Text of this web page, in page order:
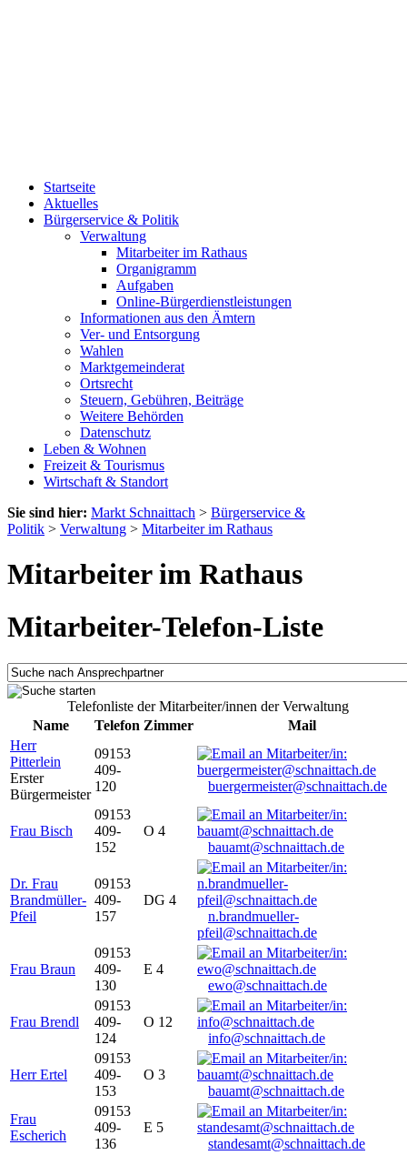
Startseite
Aktuelles
Bürgerservice & Politik
Verwaltung
Mitarbeiter im Rathaus
Organigramm
Aufgaben
Online-Bürgerdienstleistungen
Informationen aus den Ämtern
Ver- und Entsorgung
Wahlen
Marktgemeinderat
Ortsrecht
Steuern, Gebühren, Beiträge
Weitere Behörden
Datenschutz
Leben & Wohnen
Freizeit & Tourismus
Wirtschaft & Standort
Sie sind hier: Markt Schnaittach > Bürgerservice &
Politik > Verwaltung > Mitarbeiter im Rathaus
Mitarbeiter im Rathaus
Mitarbeiter-Telefon-Liste
Telefonliste der Mitarbeiter/innen der Verwaltung
Name
Telefon Zimmer
Mail
Herr
Pitterlein
Erster
Bürgermeister
09153
409-
120
buergermeister@schnaittach.de
Frau Bisch
09153
409-
152
O 4
bauamt@schnaittach.de
Dr. Frau
Brandmüller-
Pfeil
09153
409-
157
DG 4
n.brandmueller-
pfeil@schnaittach.de
Frau Braun
09153
409-
130
E 4
ewo@schnaittach.de
Frau Brendl
09153
409-
124
O 12
info@schnaittach.de
Herr Ertel
09153
409-
153
O 3
bauamt@schnaittach.de
Frau
Escherich
09153
409-
136
E 5
standesamt@schnaittach.de